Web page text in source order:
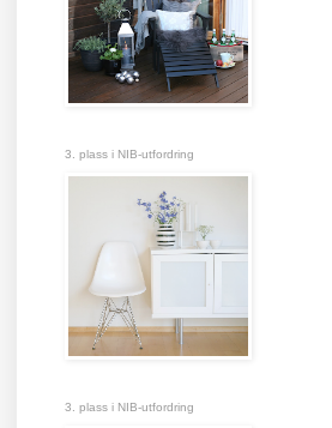
3. plass i NIB-utfordring
3. plass i NIB-utfordring